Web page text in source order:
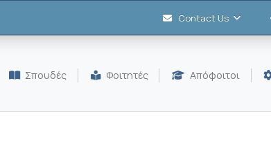
Contact Us
Σπουδές Φοιτητές Απόφοιτοι